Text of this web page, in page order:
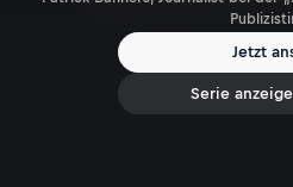
Jetzt
Serie